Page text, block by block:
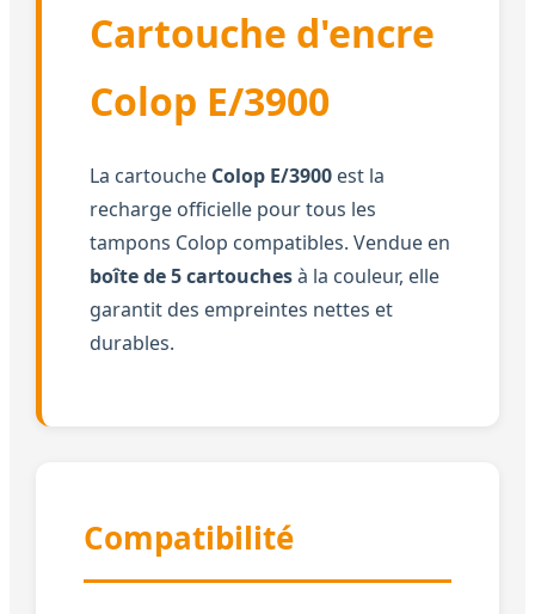
Cartouche d'encre
Colop E/3900
La cartouche Colop E/3900est la
recharge officielle pour tous les
tampons Colop compatibles. Vendue en
boîte de 5 cartouchesà la couleur, elle
garantit des empreintes nettes et
durables.
Compatibilité